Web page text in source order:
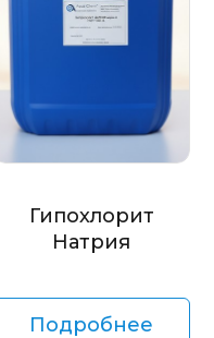
Гипохлорит
Натрия
Подробнее